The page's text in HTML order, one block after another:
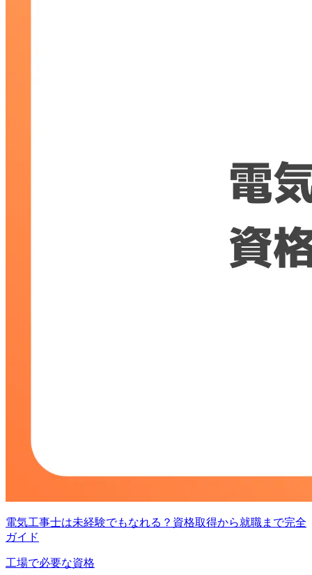
電気工事士は未経験でもなれる？資格取得から就職まで完全
ガイド
工場で必要な資格